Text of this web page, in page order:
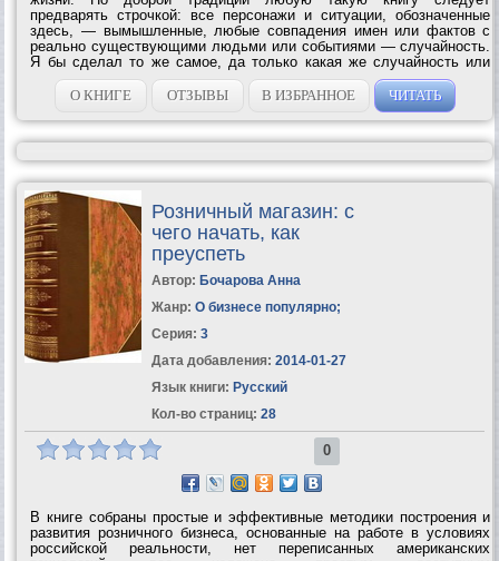
предварять строчкой: все персонажи и ситуации, обозначенные
здесь, — вымышленные, любые совпадения имен или фактов с
реально существующими людьми или событиями — случайность.
Я бы сделал то же самое, да только какая же случайность или
совпадение. Всё правда. Или почти всё.» Мастер Чэнь ...
О КНИГЕ
ОТЗЫВЫ В ИЗБРАННОЕ ЧИТАТЬ
Розничный магазин: с
чего начать, как
преуспеть
Автор: Бочарова Анна
Жанр: О бизнесе популярно;
Серия: 3
Дата добавления: 2014-01-27
Язык книги: Русский
Кол-во страниц: 28
0
В книге собраны простые и эффективные методики построения и
развития розничного бизнеса, основанные на работе в условиях
российской реальности, нет переписанных американских